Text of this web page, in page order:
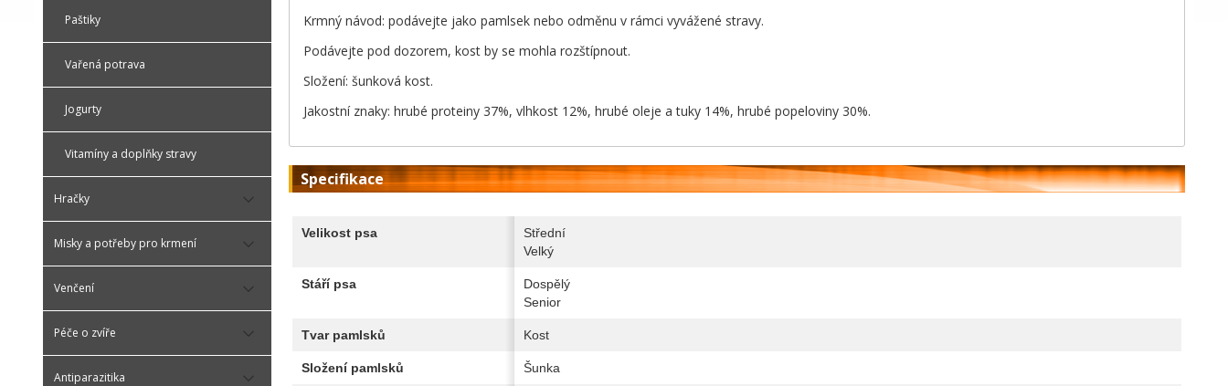
Paštiky
Vařená potrava
Jogurty
Vitamíny a doplňky stravy
Hračky
Misky a potřeby pro krmení
Venčení
Péče o zvíře
Antiparazitika
Krmný návod: podávejte jako pamlsek nebo odměnu v rámci vyvážené stravy.
Podávejte pod dozorem, kost by se mohla rozštípnout.
Složení: šunková kost.
Jakostní znaky: hrubé proteiny 37%, vlhkost 12%, hrubé oleje a tuky 14%, hrubé popeloviny 30%.
Specifikace
Velikost psa
Střední
Velký
Stáří psa
Dospělý
Senior
Tvar pamlsků Kost
Složení pamlsků Šunka